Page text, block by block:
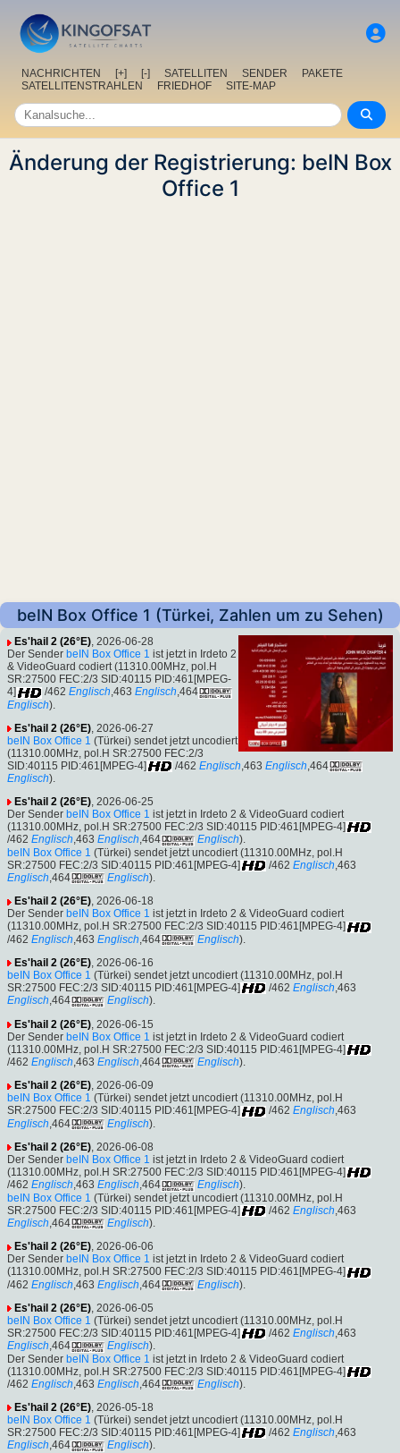
NACHRICHTEN [+] [-] SATELLITEN SENDER
PAKETE
SATELLITENSTRAHLEN
FRIEDHOF SITE-MAP
Änderung der Registrierung: beIN Box
Office 1
beIN Box Office 1 (Türkei, Zahlen um zu Sehen)
Es'hail 2 (26°E), 2026-06-28
Der Sender beIN Box Office 1 ist jetzt in Irdeto 2
& VideoGuard codiert (11310.00MHz, pol.H
SR:27500 FEC:2/3 SID:40115 PID:461[MPEG-
4]
/462 Englisch,463 Englisch,464
Englisch).
Es'hail 2 (26°E) , 2026-06-27
beIN Box Office 1 (Türkei) sendet jetzt uncodiert
(11310.00MHz, pol.H SR:27500 FEC:2/3
SID:40115 PID:461[MPEG-4]
/462 Englisch ,463 Englisch ,464
Englisch).
Es'hail 2 (26°E), 2026-06-25
Der Sender beIN Box Office 1 ist jetzt in Irdeto 2 & VideoGuard codiert
(11310.00MHz, pol.H SR:27500 FEC:2/3 SID:40115 PID:461[MPEG-4]
/462 Englisch,463 Englisch,464 Englisch).
beIN Box Office 1 (Türkei) sendet jetzt uncodiert (11310.00MHz, pol.H
SR:27500 FEC:2/3 SID:40115 PID:461[MPEG-4]
/462 Englisch ,463
Englisch,464 Englisch).
Es'hail 2 (26°E), 2026-06-18
Der Sender beIN Box Office 1 ist jetzt in Irdeto 2 & VideoGuard codiert
(11310.00MHz, pol.H SR:27500 FEC:2/3 SID:40115 PID:461[MPEG-4]
/462 Englisch ,463 Englisch ,464 Englisch).
Es'hail 2 (26°E), 2026-06-16
beIN Box Office 1 (Türkei) sendet jetzt uncodiert (11310.00MHz, pol.H
SR:27500 FEC:2/3 SID:40115 PID:461[MPEG-4]
/462 Englisch,463
Englisch,464 Englisch).
Es'hail 2 (26°E) , 2026-06-15
Der Sender beIN Box Office 1 ist jetzt in Irdeto 2 & VideoGuard codiert
(11310.00MHz, pol.H SR:27500 FEC:2/3 SID:40115 PID:461[MPEG-4]
/462 Englisch,463 Englisch,464 Englisch).
Es'hail 2 (26°E), 2026-06-09
beIN Box Office 1 (Türkei) sendet jetzt uncodiert (11310.00MHz, pol.H
SR:27500 FEC:2/3 SID:40115 PID:461[MPEG-4]
/462 Englisch,463
Englisch ,464 Englisch).
Es'hail 2 (26°E), 2026-06-08
Der Sender beIN Box Office 1 ist jetzt in Irdeto 2 & VideoGuard codiert
(11310.00MHz, pol.H SR:27500 FEC:2/3 SID:40115 PID:461[MPEG-4]
/462 Englisch,463 Englisch,464 Englisch).
beIN Box Office 1 (Türkei) sendet jetzt uncodiert (11310.00MHz, pol.H
SR:27500 FEC:2/3 SID:40115 PID:461[MPEG-4]
/462 Englisch ,463
Englisch,464 Englisch).
Es'hail 2 (26°E), 2026-06-06
Der Sender beIN Box Office 1 ist jetzt in Irdeto 2 & VideoGuard codiert
(11310.00MHz, pol.H SR:27500 FEC:2/3 SID:40115 PID:461[MPEG-4]
/462 Englisch ,463 Englisch ,464 Englisch).
Es'hail 2 (26°E), 2026-06-05
beIN Box Office 1 (Türkei) sendet jetzt uncodiert (11310.00MHz, pol.H
SR:27500 FEC:2/3 SID:40115 PID:461[MPEG-4]
/462 Englisch,463
Englisch,464 Englisch).
Der Sender beIN Box Office 1 ist jetzt in Irdeto 2 & VideoGuard codiert
(11310.00MHz, pol.H SR:27500 FEC:2/3 SID:40115 PID:461[MPEG-4]
/462 Englisch,463 Englisch,464 Englisch).
Es'hail 2 (26°E), 2026-05-18
beIN Box Office 1 (Türkei) sendet jetzt uncodiert (11310.00MHz, pol.H
SR:27500 FEC:2/3 SID:40115 PID:461[MPEG-4]
/462 Englisch,463
Englisch,464 Englisch).